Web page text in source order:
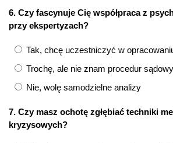
6. Czy fascynuje Cię współpraca z
przy ekspertyzach?
Tak, chcę uczestniczyć w
Trochę, ale nie znam procedur
Nie, wolę samodzielne analizy
7. Czy masz ochotę zgłębiać techniki
kryzysowych?